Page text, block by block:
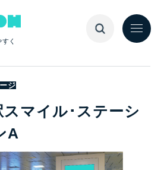
く
ジ
マイル･ステーシ
A